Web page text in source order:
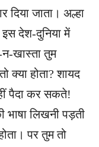
दिया जाता। अल्हा
देश-दुनिया में
न-खास्ता तुम
क्या होता? शायद
पैदा कर सकते!
लिखनी पड़ती
पर तुम तो